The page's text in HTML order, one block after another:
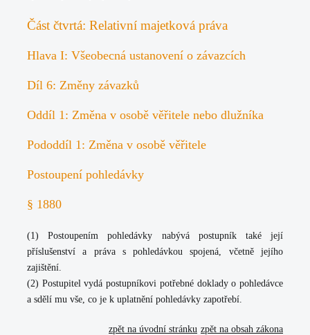
Část čtvrtá: Relativní majetková práva
Hlava I: Všeobecná ustanovení o závazcích
Díl 6: Změny závazků
Oddíl 1: Změna v osobě věřitele nebo dlužníka
Pododdíl 1: Změna v osobě věřitele
Postoupení pohledávky
§ 1880
(1) Postoupením pohledávky nabývá postupník také její
příslušenství a práva s pohledávkou spojená, včetně jejího
zajištění.
(2) Postupitel vydá postupníkovi potřebné doklady o pohledávce
a sdělí mu vše, co je k uplatnění pohledávky zapotřebí.
zpět na obsah zákona
zpět na úvodní stránku